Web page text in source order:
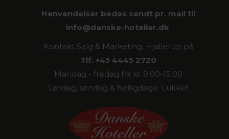
Henvendelser bedes sendt pr. mail til
info@danske-hoteller.dk
Kontakt Salg & Marketing, Hjallerup på
Tlf. +45 4445 2720
Mandag - fredag fra kl. 9.00-15.00
Lørdag, søndag & helligdage: Lukket